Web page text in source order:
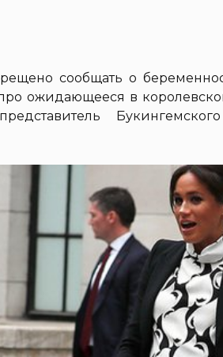
сообщать о
про ожидающееся в